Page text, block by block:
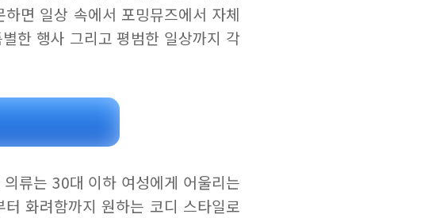
면 일상 속에서 포밍뮤즈에서 자체
한 행사 그리고 평범한 일상까지 각
류는 30대 이하 여성에게 어울리는
화려함까지 원하는 코디 스타일로